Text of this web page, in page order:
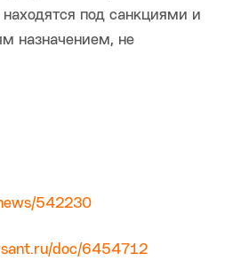
под санкциями и
назначением, не
542230
doc/6454712